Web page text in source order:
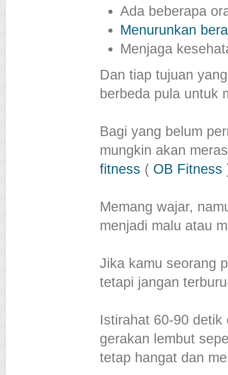
Ada beberapa
Menurunkan
Menjaga
Dan tiap tujuan
berbeda pula untuk
Bagi yang belum
mungkin akan
fitness ( OB Fitness
Memang wajar,
menjadi malu atau
Jika kamu seorang
tetapi jangan
Istirahat 60-90
gerakan lembut
tetap hangat dan